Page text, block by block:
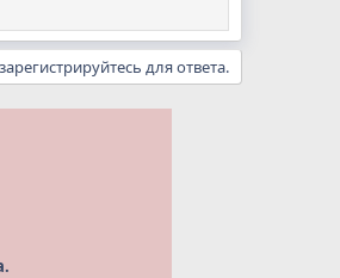
для ответа.